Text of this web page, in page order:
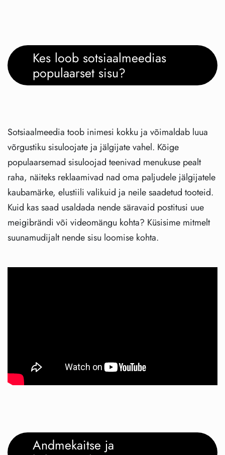
Kes loob sotsiaalmeedias
populaarset sisu?
Sotsiaalmeedia toob inimesi kokku ja võimaldab luua
võrgustiku sisuloojate ja jälgijate vahel. Kõige
populaarsemad sisuloojad teenivad menukuse pealt
raha, näiteks reklaamivad nad oma paljudele jälgijatele
kaubamärke, elustiili valikuid ja neile saadetud tooteid.
Kuid kas saad usaldada nende säravaid postitusi uue
meigibrändi või videomängu kohta? Küsisime mitmelt
suunamudijalt nende sisu loomise kohta.
Andmekaitse ja